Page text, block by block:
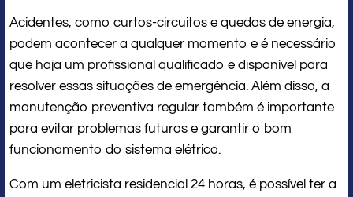
Acidentes, como curtos-circuitos e quedas de energia,
podem acontecer a qualquer momento e é necessário
que haja um profissional qualificado e disponível para
resolver essas situações de emergência. Além disso, a
manutenção preventiva regular também é importante
para evitar problemas futuros e garantir o bom
funcionamento do sistema elétrico.
Com um eletricista residencial 24 horas, é possível ter a